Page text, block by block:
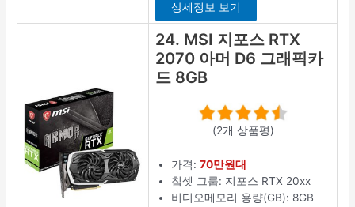
상세정보 보기
24. MSI 지포스 RTX
2070 아머 D6 그래픽카
드 8GB
(2개 상품평)
가격:70만원대
칩셋 그룹: 지포스 RTX 20xx
비디오메모리 용량(GB): 8GB